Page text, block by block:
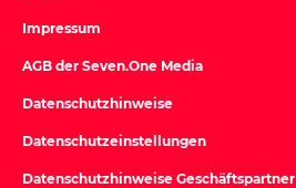
Impressum
AGB der Seven.One Media
Datenschutzhinweise
Datenschutzeinstellungen
Datenschutzhinweise Geschäftspartner